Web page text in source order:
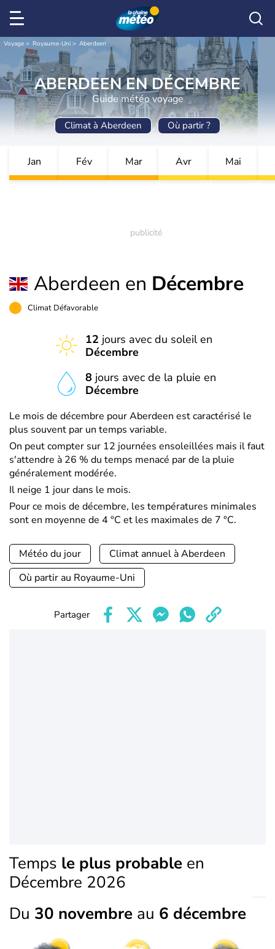
Voyage Royaume-Uni Aberdeen
ABERDEEN EN DÉCEMBRE
Guide météo voyage
Climat à Aberdeen Où partir ?
Jan Fév Mar Avr Mai
Aberdeen en Décembre
Climat Défavorable
12 jours avec du soleil en
Décembre
8 jours avec de la pluie en
Décembre
Le mois de décembre pour Aberdeen est caractérisé le
plus souvent par un temps variable.
On peut compter sur 12 journées ensoleillées mais il faut
s'attendre à 26 % du temps menacé par de la pluie
généralement modérée.
Il neige 1 jour dans le mois.
Pour ce mois de décembre, les températures minimales
sont en moyenne de 4 °C et les maximales de 7 °C.
Météo du jour
Climat annuel à Aberdeen
Où partir au Royaume-Uni
Partager
Temps le plus probable en
Décembre 2026
Du 30 novembre au 6 décembre